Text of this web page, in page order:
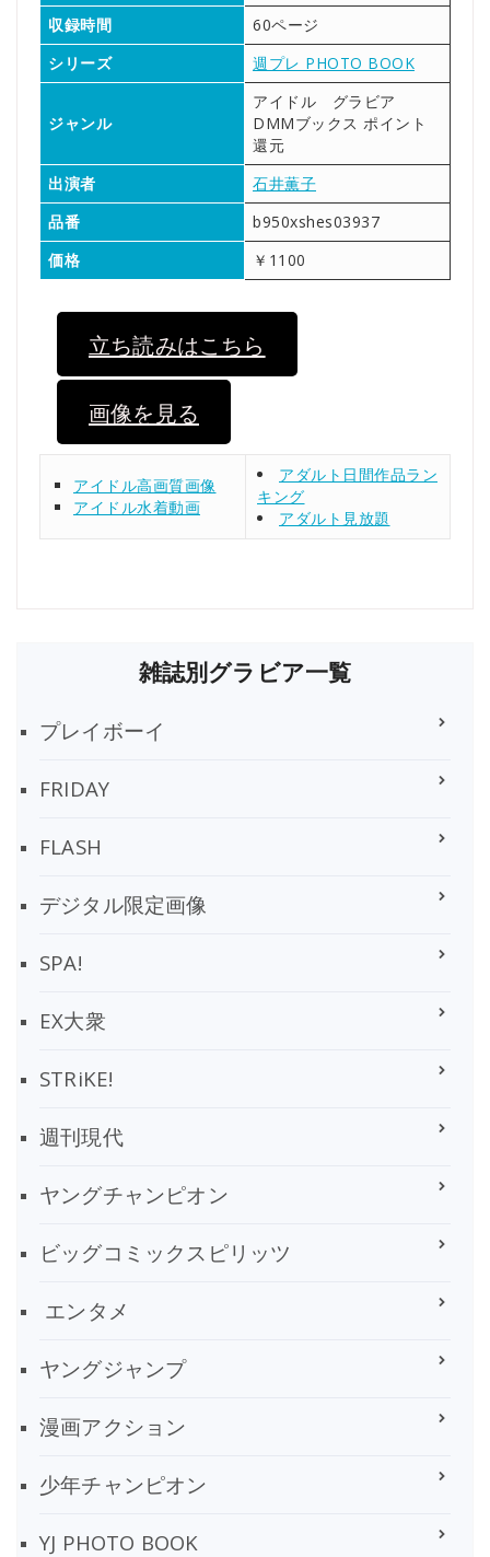
収録時間
60ページ
シリーズ
週プレ PHOTO BOOK
ジャンル
アイドル グラビア
DMMブックス ポイント
還元
出演者
石井薫子
品番
b950xshes03937
価格
￥1100
立ち読みはこちら
画像を見る
アイドル高画質画像
アイドル水着動画
アダルト日間作品ラン
キング
アダルト見放題
雑誌別グラビア一覧
プレイボーイ
FRIDAY
FLASH
デジタル限定画像
SPA!
EX大衆
STRiKE!
週刊現代
ヤングチャンピオン
ビッグコミックスピリッツ
エンタメ
ヤングジャンプ
漫画アクション
少年チャンピオン
YJ PHOTO BOOK